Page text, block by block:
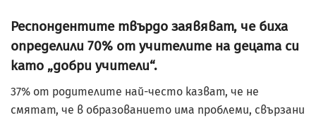
Респондентите твърдо заявяват, че биха
определили 70% от учителите на децата си
като „добри учители“.
37% от родителите най-често казват, че не
смятат, че в образованието има проблеми, свързани